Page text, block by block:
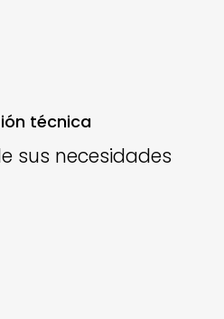
técnica
sus necesidades